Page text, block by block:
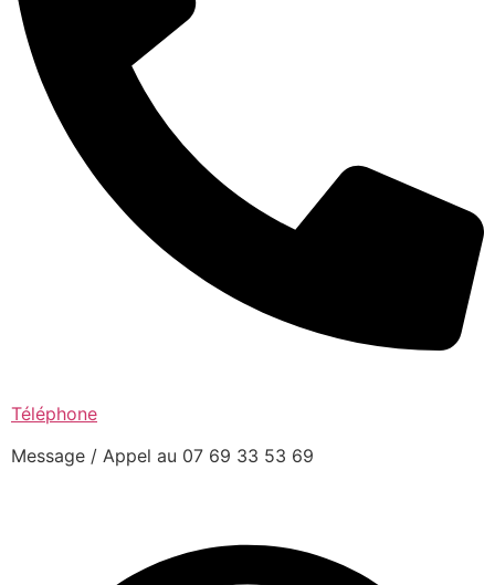
Téléphone
Message / Appel au 07 69 33 53 69